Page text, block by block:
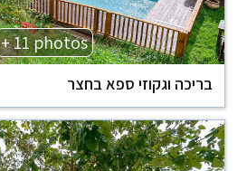
+ 11 photos
בריכה וגקוזי ספא בחצר